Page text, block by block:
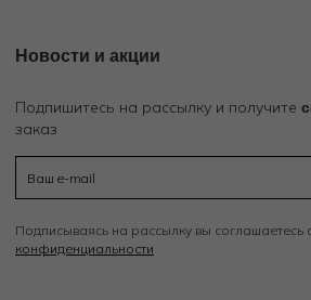
Новости и акции
Подпишитесь на рассылку и получите
заказ
Подписываясь на рассылку вы соглашаетесь
конфиденциальности